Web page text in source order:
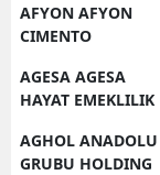
AFYON AFYON
CIMENTO
AGESA AGESA
HAYAT EMEKLILIK
AGHOL ANADOLU
GRUBU HOLDING